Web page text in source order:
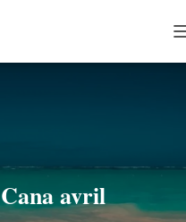
avril